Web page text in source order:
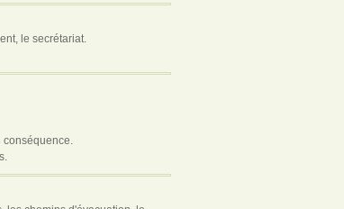
le secrétariat.
conséquence.